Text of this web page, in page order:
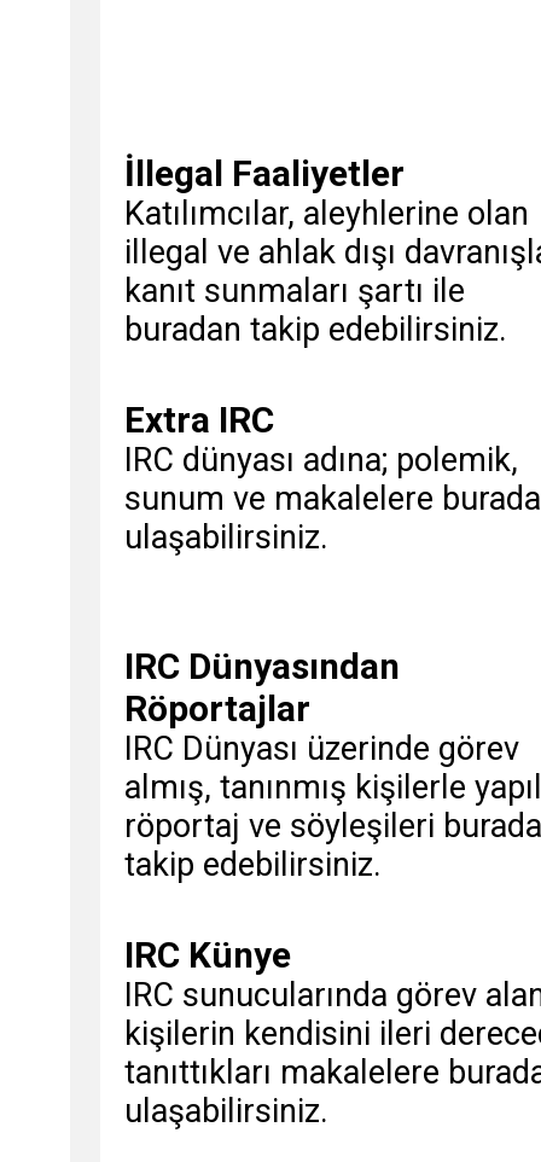
İllegal Faaliyetler
Katılımcılar, aleyhlerine olan
illegal ve ahlak dışı
kanıt sunmaları şartı ile
buradan takip edebilirsiniz.
Extra IRC
IRC dünyası adına; polemik,
sunum ve makalelere
ulaşabilirsiniz.
IRC Dünyasından
Röportajlar
IRC Dünyası üzerinde görev
almış, tanınmış kişilerle
röportaj ve söyleşileri
takip edebilirsiniz.
IRC Künye
IRC sunucularında görev
kişilerin kendisini ileri
tanıttıkları makalelere
ulaşabilirsiniz.